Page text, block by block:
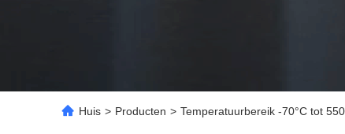
Huis > Producten > Temperatuurbereik -70°C tot